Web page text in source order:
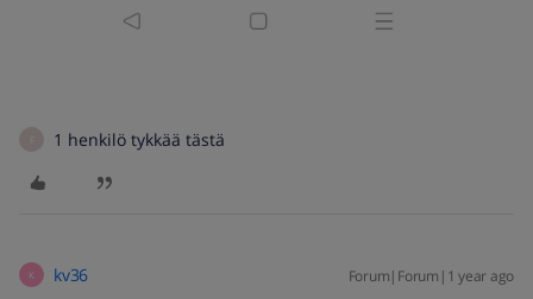
1 henkilö tykkää tästä
K kv36 Forum|Forum|1 year ago